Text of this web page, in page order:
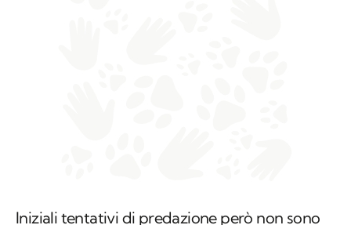
Iniziali tentativi di predazione però non sono